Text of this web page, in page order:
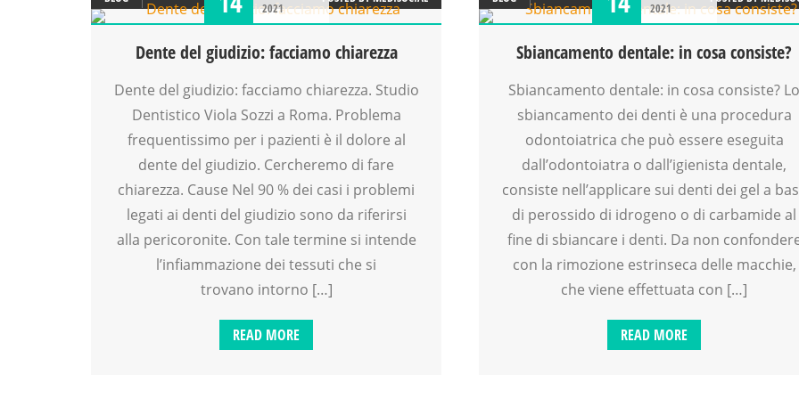
2021
Dente del giudizio: facciamo chiarezza
Dente del giudizio: facciamo chiarezza. Studio
Dentistico Viola Sozzi a Roma. Problema
frequentissimo per i pazienti è il dolore al
dente del giudizio. Cercheremo di fare
chiarezza. Cause Nel 90 % dei casi i problemi
legati ai denti del giudizio sono da riferirsi
alla pericoronite. Con tale termine si intende
l’infiammazione dei tessuti che si
trovano intorno […]
READ MORE
2021
Sbiancamento dentale: in cosa consiste?
Sbiancamento dentale: in cosa consiste? Lo
sbiancamento dei denti è una procedura
odontoiatrica che può essere eseguita
dall’odontoiatra o dall’igienista dentale,
consiste nell’applicare sui denti dei gel a
di perossido di idrogeno o di carbamide al
fine di sbiancare i denti. Da non
con la rimozione estrinseca delle macchie,
che viene effettuata con […]
READ MORE